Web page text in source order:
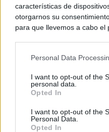
características de
otorgarnos su
para que llevemos a cabo
negar su consentimiento.
de su consentimiento, pero
rechazar tal procesamiento.
cualquier momento
visitando nuestra política de
Personal Data
I want to opt-out of the
personal data.
Opted In
I want to opt-out of the
Personal Data.
Opted In